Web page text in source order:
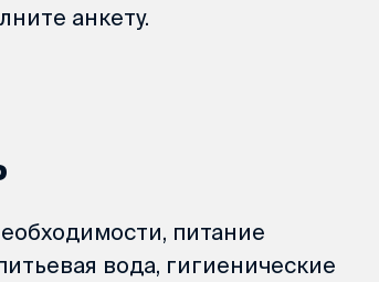
анкету.
питание
вода, гигиенические